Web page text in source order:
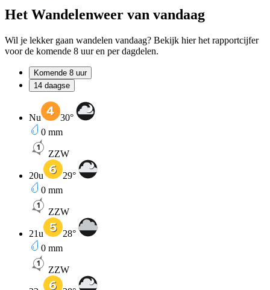
Het Wandelenweer van vandaag
Wil je lekker gaan wandelen vandaag? Bekijk hier het rapportcijfer
voor de komende 8 uur en per dagdelen.
Komende 8 uur
14 daagse
Nu 30°
0 mm
ZZW
20u 29°
0 mm
ZZW
21u 28°
0 mm
ZZW